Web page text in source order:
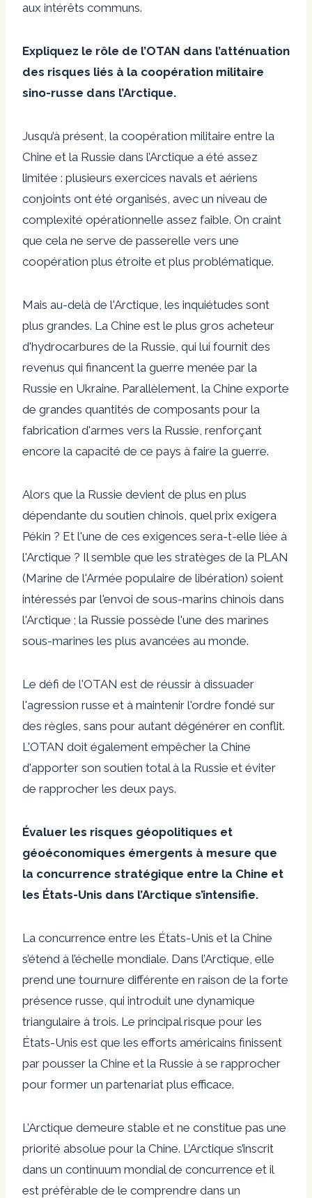
aux intérêts communs.
Expliquez le rôle de l’OTAN dans l’atténuation
des risques liés à la coopération militaire
sino-russe dans l’Arctique.
Jusqu’à présent, la coopération militaire entre la
Chine et la Russie dans l’Arctique a été assez
limitée : plusieurs exercices navals et aériens
conjoints ont été organisés, avec un niveau de
complexité opérationnelle assez faible. On craint
que cela ne serve de passerelle vers une
coopération plus étroite et plus problématique.
Mais au-delà de l'Arctique, les inquiétudes sont
plus grandes. La Chine est le plus gros acheteur
d'hydrocarbures de la Russie, qui lui fournit des
revenus qui financent la guerre menée par la
Russie en Ukraine. Parallèlement, la Chine exporte
de grandes quantités de composants pour la
fabrication d'armes vers la Russie, renforçant
encore la capacité de ce pays à faire la guerre.
Alors que la Russie devient de plus en plus
dépendante du soutien chinois, quel prix exigera
Pékin ? Et l'une de ces exigences sera-t-elle liée à
l'Arctique ? Il semble que les stratèges de la PLAN
(Marine de l'Armée populaire de libération) soient
intéressés par l'envoi de sous-marins chinois dans
l'Arctique ; la Russie possède l'une des marines
sous-marines les plus avancées au monde.
Le défi de l'OTAN est de réussir à dissuader
l'agression russe et à maintenir l'ordre fondé sur
des règles, sans pour autant dégénérer en conflit.
L'OTAN doit également empêcher la Chine
d'apporter son soutien total à la Russie et éviter
de rapprocher les deux pays.
Évaluer les risques géopolitiques et
géoéconomiques émergents à mesure que
la concurrence stratégique entre la Chine et
les États-Unis dans l’Arctique s’intensifie.
La concurrence entre les États-Unis et la Chine
s’étend à l’échelle mondiale. Dans l’Arctique, elle
prend une tournure différente en raison de la forte
présence russe, qui introduit une dynamique
triangulaire à trois. Le principal risque pour les
États-Unis est que les efforts américains finissent
par pousser la Chine et la Russie à se rapprocher
pour former un partenariat plus efficace.
L’Arctique demeure stable et ne constitue pas une
priorité absolue pour la Chine. L’Arctique s’inscrit
dans un continuum mondial de concurrence et il
est préférable de le comprendre dans un